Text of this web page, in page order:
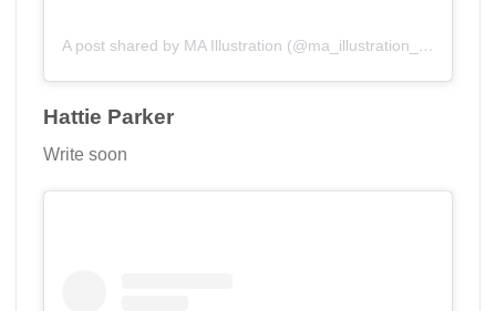
A post shared by MA Illustration (@ma_illustration_aub)
Hattie Parker
Write soon